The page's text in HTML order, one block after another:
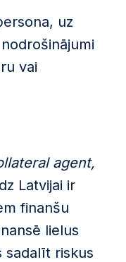
uz
vai
agent,
Latvijai ir
finanšu
lielus
sadalīt riskus